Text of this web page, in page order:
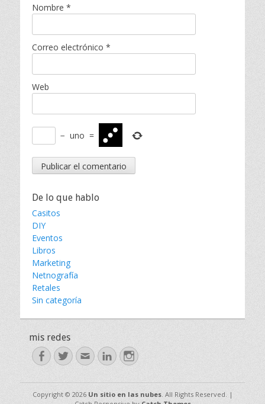
Nombre *
Correo electrónico *
Web
− uno =
De lo que hablo
Casitos
DIY
Eventos
Libros
Marketing
Netnografía
Retales
Sin categoría
mis redes
FacebookTwitterEmail LinkedInInstagram
Copyright © 2026 Un sitio en las nubes. All Rights Reserved. |